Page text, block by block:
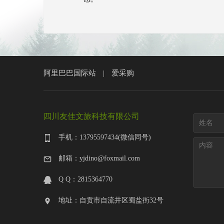
阿里巴巴国际站 爱采购
四川友佳文旅科技有限公司
手机：13795597434(微信同号)
邮箱：yjdino@foxmail.com
Q Q：2815364770
地址：自贡市自流井区蜀盐街32号